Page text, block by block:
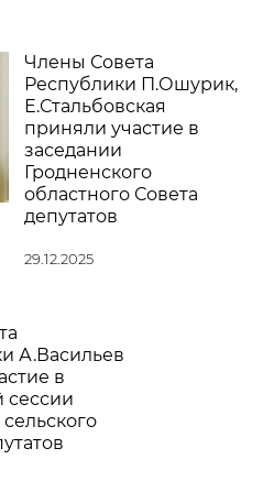
Члены Совета
Республики П.Ошурик,
Е.Стальбовская
приняли участие в
заседании
Гродненского
областного Совета
депутатов
29.12.2025
А.Васильев
в
сессии